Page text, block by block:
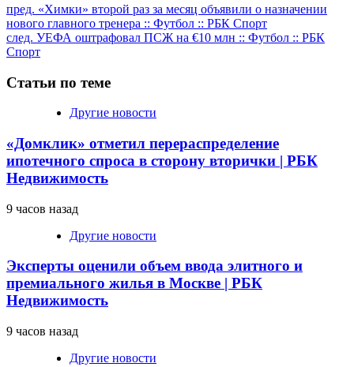
Продолжить
чтение
пред. «Химки» второй раз за месяц объявили о назначении
нового главного тренера :: Футбол :: РБК Спорт
след. УЕФА оштрафовал ПСЖ на €10 млн :: Футбол :: РБК
Спорт
Статьи по теме
Другие новости
«Домклик» отметил перераспределение
ипотечного спроса в сторону вторички | РБК
Недвижимость
9 часов назад
Другие новости
Эксперты оценили объем ввода элитного и
премиального жилья в Москве | РБК
Недвижимость
9 часов назад
Другие новости